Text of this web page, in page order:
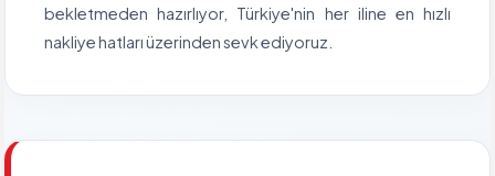
bekletmeden hazırlıyor, Türkiye'nin her iline en hızlı
nakliye hatları üzerinden sevk ediyoruz.